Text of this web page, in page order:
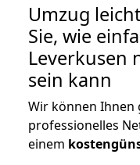
Umzug
Sie, wie
Leverkusen
sein kann
Wir können Ihnen
professionelles
einem